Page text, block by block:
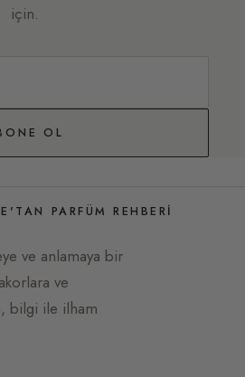
için.
OL
PARFÜM REHBERI
ve anlamaya bir
ve
bilgi ile ilham